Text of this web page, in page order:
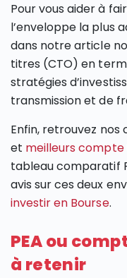
Pour vous aider à
l’enveloppe la plus
dans notre article
titres (CTO) en
stratégies
transmission et de
Enfin, retrouvez
et meilleurs
tableau comparatif
avis sur ces deux
investir en Bourse.
PEA ou
à retenir